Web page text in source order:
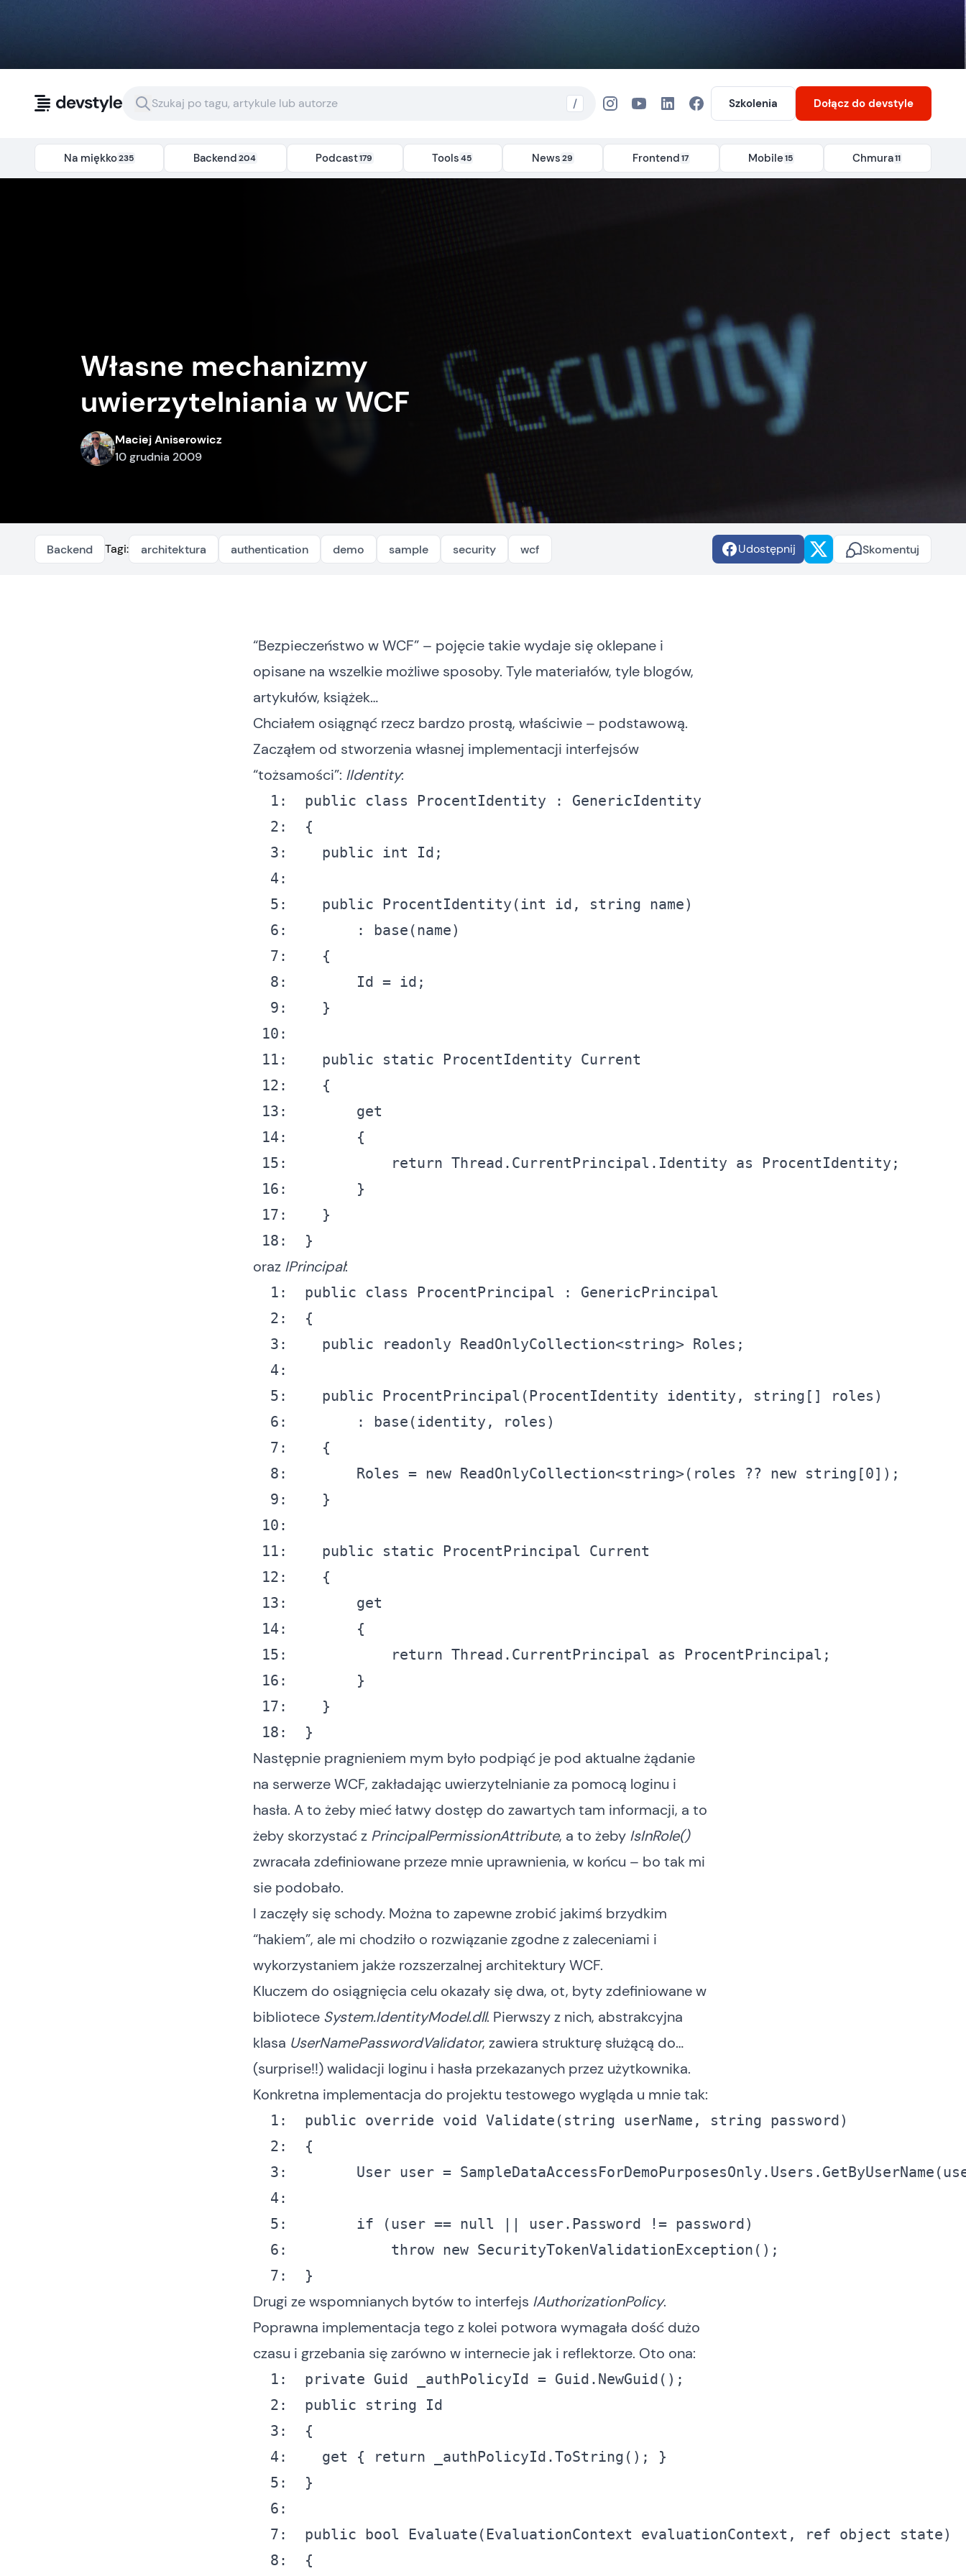
/ Szkolenia Dołącz do devstyle
Na miękko235 Backend204 Podcast179 Tools 45 News29 Frontend17 Mobile15 Chmura11
Własne mechanizmy
uwierzytelniania w WCF
Maciej Aniserowicz
10 grudnia 2009
Backend Tagi: architektura authentication demo sample security wcf Udostępnij Skomentuj
“Bezpieczeństwo w WCF” – pojęcie takie wydaje się oklepane i
opisane na wszelkie możliwe sposoby. Tyle materiałów, tyle blogów,
artykułów, książek…
Chciałem osiągnąć rzecz bardzo prostą, właściwie – podstawową.
Zacząłem od stworzenia własnej implementacji interfejsów
“tożsamości”: IIdentity:
  1:
public class
  2:
  3:
public int
  4:
  5:
public ProcentIdentity(int id, string
  6:
  		:
base
  7:
  8:
  9:
10:
11:
public static
12:
13:
14:
15:
return Thread.CurrentPrincipal.Identity as
16:
17:
18:
  }
oraz IPrincipal:
  1:
public class
  2:
  3:
public readonly ReadOnlyCollection<string
  4:
  5:
public ProcentPrincipal(ProcentIdentity identity, string
  6:
  		:
base
  7:
  8:
  		Roles =
new ReadOnlyCollection<string>(roles ?? new string
  9:
10:
11:
public static
12:
13:
14:
15:
return Thread.CurrentPrincipal as
16:
17:
18:
  }
Następnie pragnieniem mym było podpiąć je pod aktualne żądanie
na serwerze WCF, zakładając uwierzytelnianie za pomocą loginu i
hasła. A to żeby mieć łatwy dostęp do zawartych tam informacji, a to
żeby skorzystać z PrincipalPermissionAttribute, a to żeby IsInRole()
zwracała zdefiniowane przeze mnie uprawnienia, w końcu – bo tak mi
sie podobało.
I zaczęły się schody. Można to zapewne zrobić jakimś brzydkim
“hakiem”, ale mi chodziło o rozwiązanie zgodne z zaleceniami i
wykorzystaniem jakże rozszerzalnej architektury WCF.
Kluczem do osiągnięcia celu okazały się dwa, ot, byty zdefiniowane w
bibliotece System.IdentityModel.dll. Pierwszy z nich, abstrakcyjna
klasa UserNamePasswordValidator, zawiera strukturę służącą do…
(surprise!!) walidacji loginu i hasła przekazanych przez użytkownika.
Konkretna implementacja do projektu testowego wygląda u mnie tak:
  1:
public override void Validate( string userName, string
  2:
  3:
  4:
  5:
if (user == null
  6:
throw new
  7:
  }
Drugi ze wspomnianych bytów to interfejs IAuthorizationPolicy.
Poprawna implementacja tego z kolei potwora wymagała dość dużo
czasu i grzebania się zarówno w internecie jak i reflektorze. Oto ona:
  1:
private
  2:
public string
  3:
  4:
  	get {
return
  5:
  6:
  7:
public bool Evaluate(EvaluationContext evaluationContext, ref object
  8: